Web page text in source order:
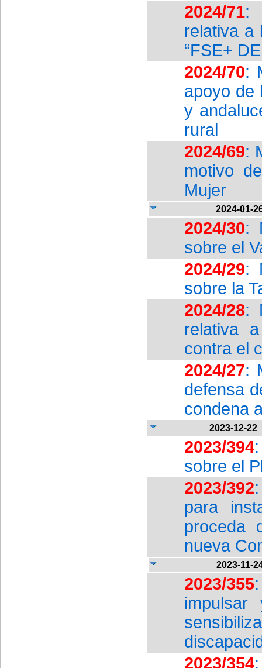
2024/71:
relativa a
“FSE+
2024/70:
apoyo de
y
rural
2024/69:
motivo
Mujer
2024-01-
2024/30:
sobre el
2024/29:
sobre la
2024/28:
relativa
contra el
2024/27:
defensa
condena
2023-12-22
2023/394
sobre el
2023/392
para
proceda
nueva
2023-11-
2023/355
2023/354